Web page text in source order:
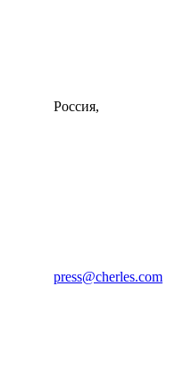
Россия,
press@cherles.com